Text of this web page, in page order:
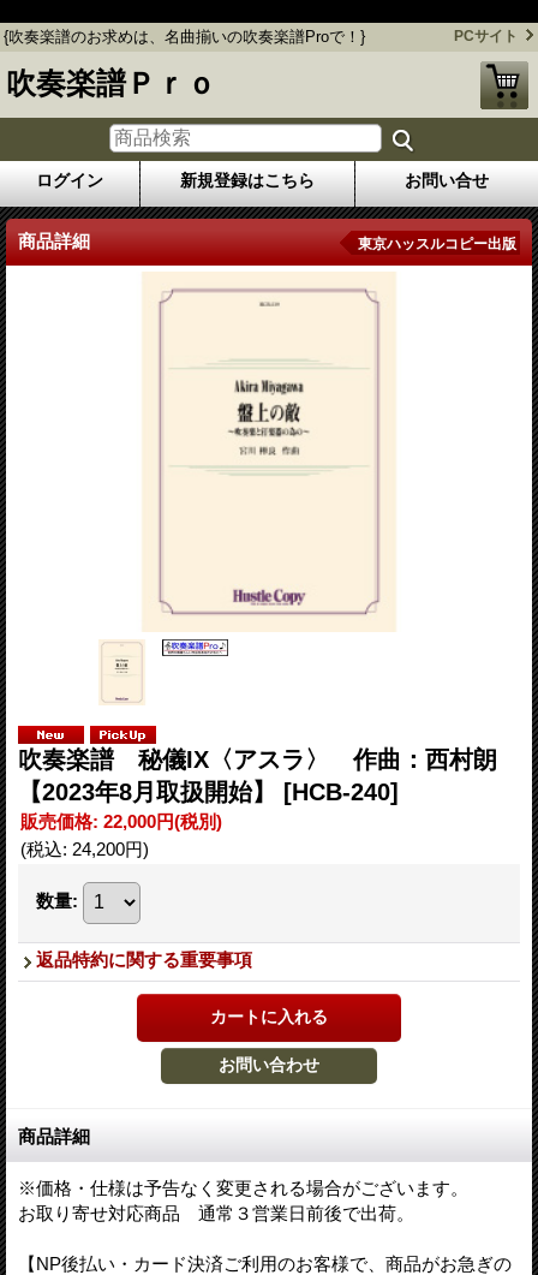
{吹奏楽譜のお求めは、名曲揃いの吹奏楽譜Proで！} PCサイト
吹奏楽譜Ｐｒｏ
ログイン 新規登録はこちら お問い合せ
商品詳細 東京ハッスルコピー出版
吹奏楽譜 秘儀IX〈アスラ〉 作曲：西村朗
【2023年8月取扱開始】 [HCB-240]
販売価格: 22,000円(税別)
(税込: 24,200円)
数量:
返品特約に関する重要事項
商品詳細
※価格・仕様は予告なく変更される場合がございます。
お取り寄せ対応商品 通常３営業日前後で出荷。
【NP後払い・カード決済ご利用のお客様で、商品がお急ぎの